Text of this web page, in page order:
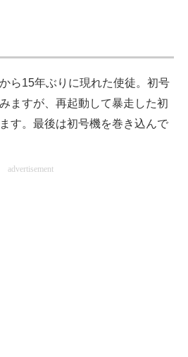
ら15年ぶりに現れた使徒。初号
ますが、再起動して暴走した初
す。最後は初号機を巻き込んで
advertisement